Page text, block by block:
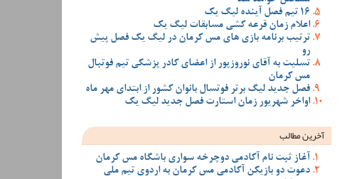
16 تیم فصل آینده لیگ یک
اعلام زمان قرعه کشی مسابقات لیگ یک
ترتیب برنامه بازی های مس کرمان در لیگ یک فصل پیش
رو
تسلیت به آقای نوروزپور از اعضای کادر پزشکی تیم فوتبال
مس کرمان
فصل جدید لیگ برتر فوتسال بانوان کشور از ابتدای مهر ماه
اواخر شهریور زمان استارت فصل جدید لیگ یک
آخرین مطالب
آغاز ثبت نام آکادمی دوچرخه سواری باشگاه مس کرمان
دعوت دو بازیکن آکادمی مس کرمان به اردوی تیم ملی